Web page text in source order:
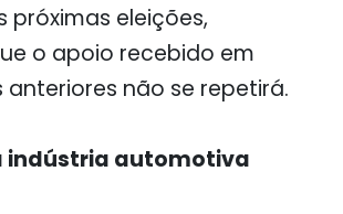
próximas eleições,
o apoio recebido em
não se repetirá.
indústria automotiva